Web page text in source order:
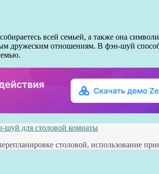
всей семьей, а также она
дружеским отношениям. В фэн-шуй
шуй для столовой комнаты
столовой, использование